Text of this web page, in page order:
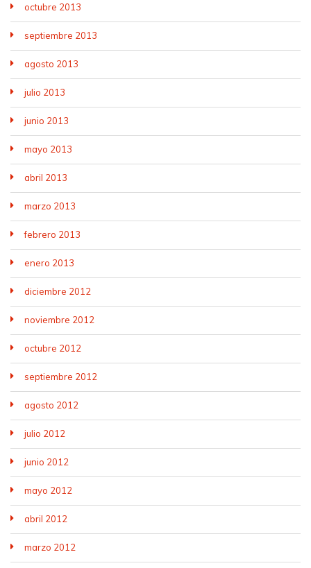
octubre 2013
septiembre 2013
agosto 2013
julio 2013
junio 2013
mayo 2013
abril 2013
marzo 2013
febrero 2013
enero 2013
diciembre 2012
noviembre 2012
octubre 2012
septiembre 2012
agosto 2012
julio 2012
junio 2012
mayo 2012
abril 2012
marzo 2012